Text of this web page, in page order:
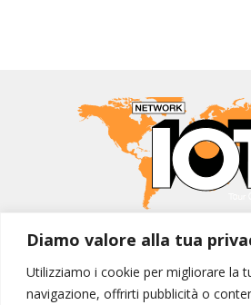
Diamo valore alla tua
Utilizziamo i cookie per migliorare la
navigazione, offrirti pubblicità o
MONDO IOT VIAGGI
Contatti